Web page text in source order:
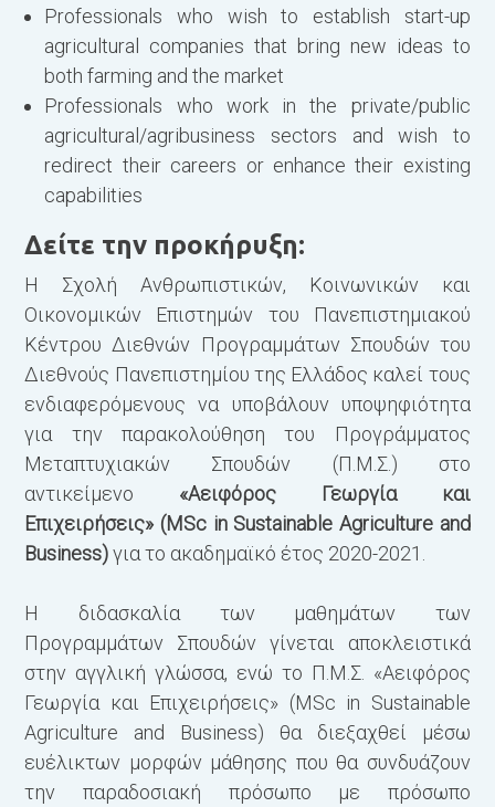
Professionals who wish to establish start-up
agricultural companies that bring new ideas to
both farming and the market
Professionals who work in the private/public
agricultural/agribusiness sectors and wish to
redirect their careers or enhance their existing
capabilities
Δείτε την προκήρυξη:
Η Σχολή Ανθρωπιστικών, Κοινωνικών και
Οικονομικών Επιστημών του Πανεπιστημιακού
Κέντρου Διεθνών Προγραμμάτων Σπουδών του
Διεθνούς Πανεπιστημίου της Ελλάδος καλεί τους
ενδιαφερόμενους να υποβάλουν υποψηφιότητα
για την παρακολούθηση του Προγράμματος
Μεταπτυχιακών Σπουδών (Π.Μ.Σ.) στο
αντικείμενο «Αειφόρος Γεωργία και
Επιχειρήσεις» (MSc in Sustainable Agriculture and
Business)για το ακαδημαϊκό έτος 2020-2021.
Η διδασκαλία των μαθημάτων των
Προγραμμάτων Σπουδών γίνεται αποκλειστικά
στην αγγλική γλώσσα, ενώ το Π.Μ.Σ. «Αειφόρος
Γεωργία και Επιχειρήσεις» (MSc in Sustainable
Agriculture and Business) θα διεξαχθεί μέσω
ευέλικτων μορφών μάθησης που θα συνδυάζουν
την παραδοσιακή πρόσωπο με πρόσωπο